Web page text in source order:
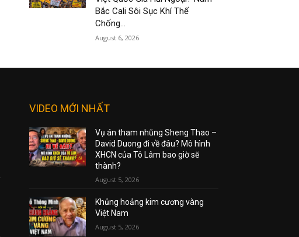
Bắc Cali Sôi Sục Khí Thế
Chống...
August 6, 2026
VIDEO MỚI NHẤT
Vụ án tham nhũng Sheng Thao –
David Duong đi về đâu? Mô hình
XHCN của Tô Lâm bao giờ sẽ
thành?
August 5, 2026
Khủng hoảng kim cương vàng
Việt Nam
August 5, 2026